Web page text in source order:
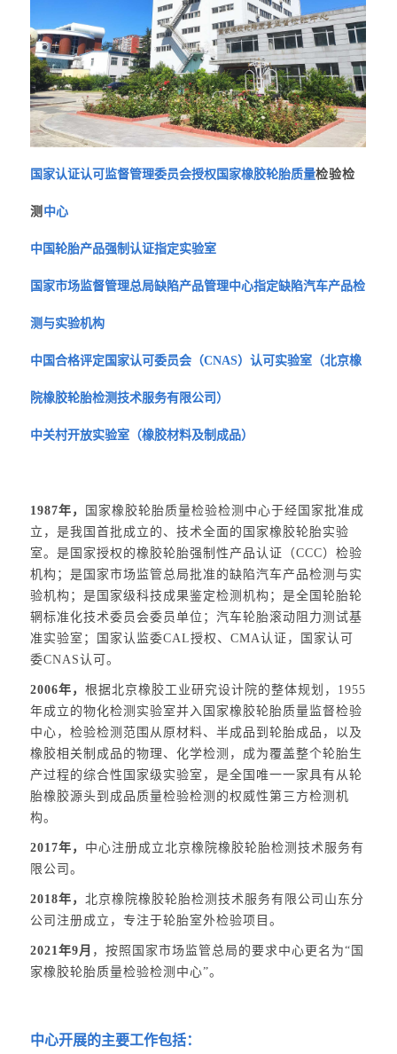
国家认证认可监督管理委员会授权国家橡胶轮胎质量检验检
测 中心
中国轮胎产品强制认证指定实验室
国家市场监督管理总局缺陷产品管理中心指定缺陷汽车产品检
测与实验机构
中国合格评定国家认可委员会（CNAS）认可实验室（北京橡
院橡胶轮胎检测技术服务有限公司）
中关村开放实验室（橡胶材料及制成品）
1987年，
国家橡胶轮胎质量检验检测中心于经国家批准成
立，是我国首批成立的、技术全面的国家橡胶轮胎实验
室。是国家授权的橡胶轮胎强制性产品认证（CCC）检验
机构；是国家市场监管总局批准的缺陷汽车产品检测与实
验机构；是国家级科技成果鉴定检测机构；是全国轮胎轮
辋标准化技术委员会委员单位；汽车轮胎滚动阻力测试基
准实验室；国家认监委CAL授权、CMA认证，国家认可
委CNAS认可。
2006年，根据北京橡胶工业研究设计院的整体规划，1955
年成立的物化检测实验室并入国家橡胶轮胎质量监督检验
中心，检验检测范围从原材料、半成品到轮胎成品，以及
橡胶相关制成品的物理、化学检测，成为覆盖整个轮胎生
产过程的综合性国家级实验室，是全国唯一一家具有从轮
胎橡胶源头到成品质量检验检测的权威性第三方检测机
构。
2017年， 中心注册成立北京橡院橡胶轮胎检测技术服务有
限公司。
2018年，北京橡院橡胶轮胎检测技术服务有限公司山东分
公司注册成立，专注于轮胎室外检验项目。
2021年9月 ，按照国家市场监管总局的要求中心更名为“国
家橡胶轮胎质量检验检测中心”。
中心开展的主要工作包括：